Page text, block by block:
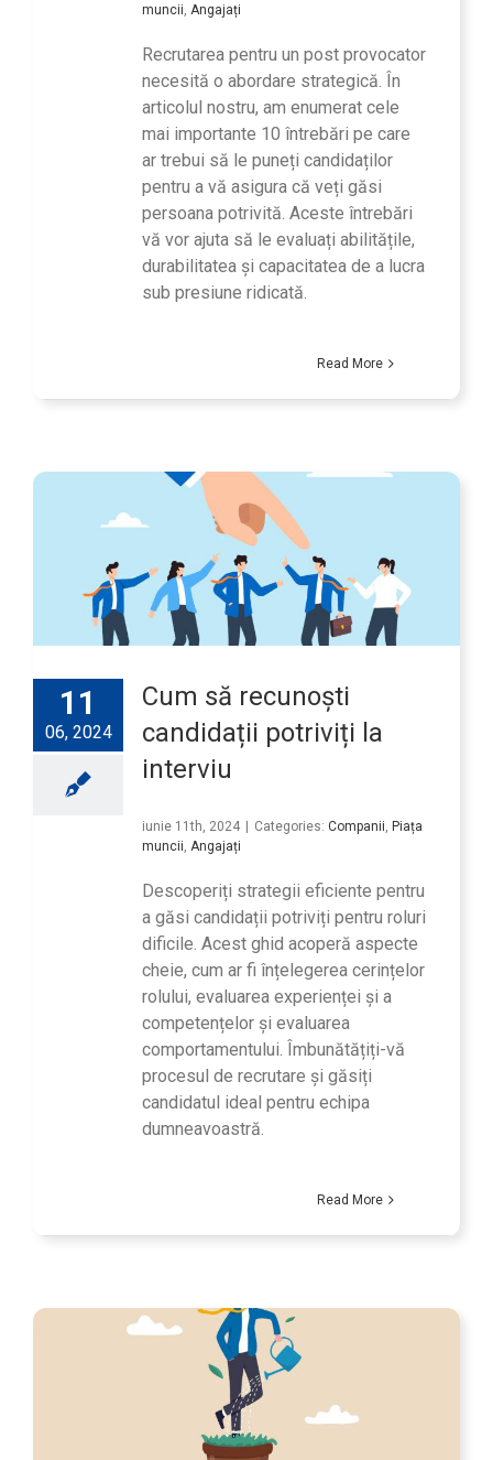
muncii, Angajați
Recrutarea pentru un post provocator
necesită o abordare strategică. În
articolul nostru, am enumerat cele
mai importante 10 întrebări pe care
ar trebui să le puneți candidaților
pentru a vă asigura că veți găsi
persoana potrivită. Aceste întrebări
vă vor ajuta să le evaluați abilitățile,
durabilitatea și capacitatea de a lucra
sub presiune ridicată.
Read More
11
06, 2024
Cum să recunoști
candidații potriviți la
interviu
iunie 11th, 2024 Categories: Companii, Piața
muncii, Angajați
Descoperiți strategii eficiente pentru
a găsi candidații potriviți pentru roluri
dificile. Acest ghid acoperă aspecte
cheie, cum ar fi înțelegerea cerințelor
rolului, evaluarea experienței și a
competențelor și evaluarea
comportamentului. Îmbunătățiți-vă
procesul de recrutare și găsiți
candidatul ideal pentru echipa
dumneavoastră.
Read More